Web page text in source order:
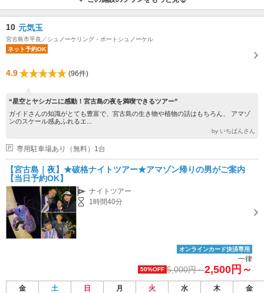
10 元気玉
宮古島市平良／シュノーケリング・ボートシュノーケル
ネット予約OK
4.9 (96件)
“星空とヤシガニに感動！宮古島の夜を満喫できるツアー”
ガイドさんの知識がとても豊富で、宮古島の生き物や植物の話はもちろん、 アマゾ
ンのスケール感あふれるエ...
by いちばんさん
専用駐車場あり（無料）1台
【宮古島｜夜】★破格ナイトツアー★アマゾン帰りの男がご案内
【当日予約OK】
ナイトツアー
1時間40分
オンラインカード決済専用
一律
50%OFF 5,000円～2,500円～
金 土 日 月 火 水 木 金